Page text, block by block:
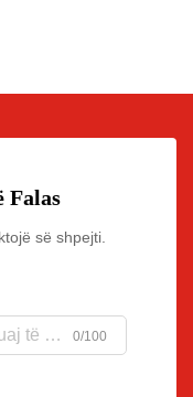
Falas
së shpejti.
0/100